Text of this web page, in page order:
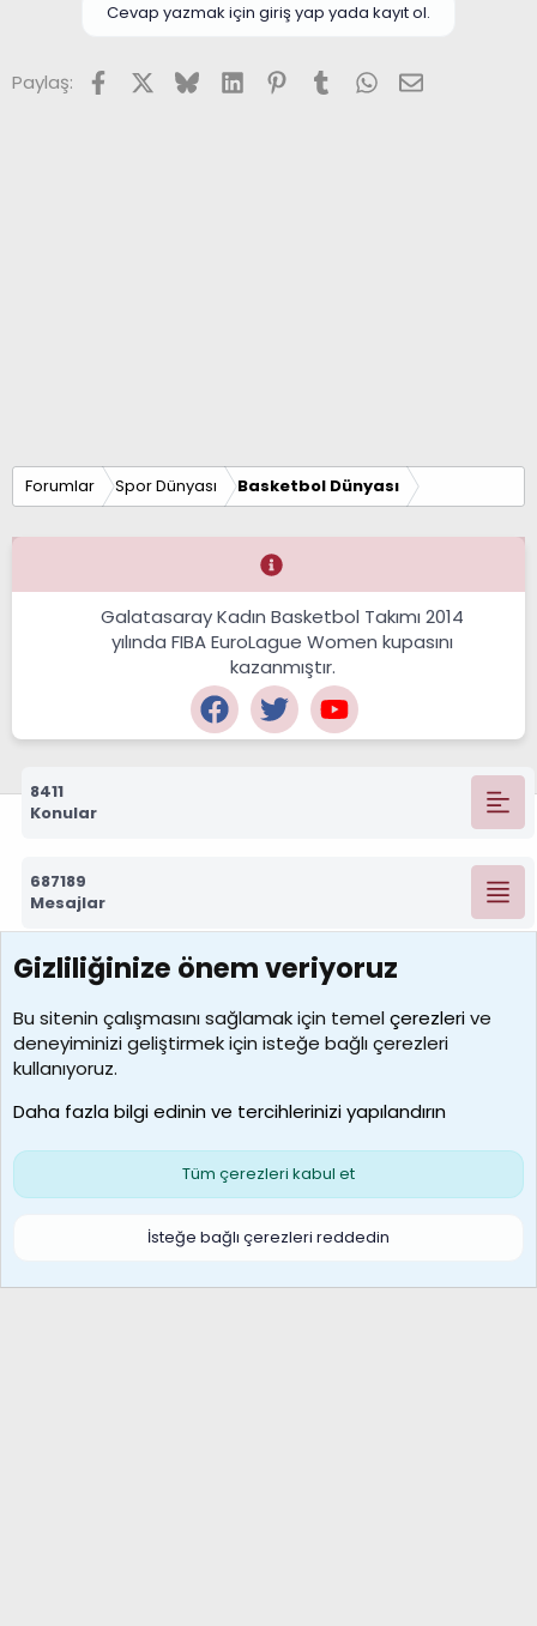
Cevap yazmak için giriş yap yada kayıt ol.
Paylaş: FacebookX (Twitter)
BlueskyLinkedInPinterest
TumblrWhatsApp
E-posta
Forumlar Spor Dünyası Basketbol Dünyası
Galatasaray Kadın Basketbol Takımı 2014
yılında FIBA EuroLague Women kupasını
kazanmıştır.
8411
Konular
687189
Mesajlar
7388
Kullanıcılar
borabekirogluu
Son üye
Çerezler
S
Gizliliğinize önem veriyoruz
Bu sitenin çalışmasını sağlamak için temelçerezlerive
deneyiminizi geliştirmek için isteğe bağlı çerezleri
kullanıyoruz.
Daha fazla bilgi edinin ve tercihlerinizi yapılandırın
Tüm çerezleri kabul et
İsteğe bağlı çerezleri reddedin